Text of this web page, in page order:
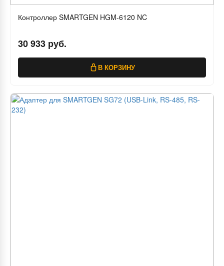
Контроллер SMARTGEN HGM-6120 NC
30 933 руб.
В КОРЗИНУ